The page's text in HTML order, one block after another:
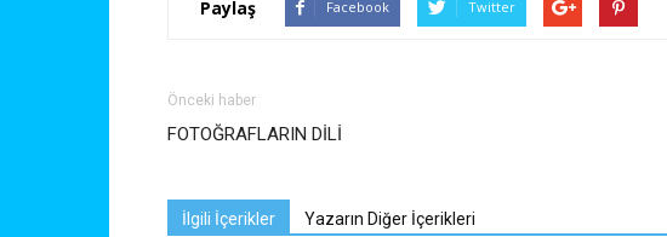
Paylaş Facebook Twitter
Önceki haber
FOTOĞRAFLARIN DİLİ
İlgili İçerikler Yazarın Diğer İçerikleri